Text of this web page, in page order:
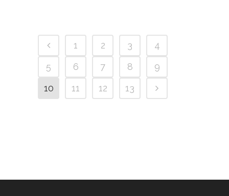
1 2 3
4
5
6 7 8
9
10
11 12 13